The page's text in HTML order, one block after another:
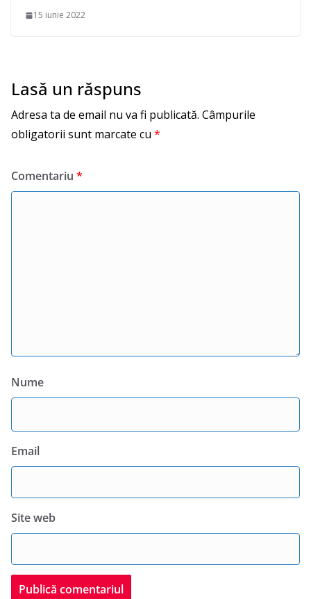
15 iunie 2022
Lasă un răspuns
Adresa ta de email nu va fi publicată. Câmpurile
obligatorii sunt marcate cu *
Comentariu *
Nume
Email
Site web